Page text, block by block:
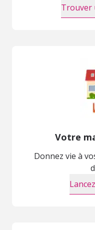
Trouver
Votre
Donnez vie à